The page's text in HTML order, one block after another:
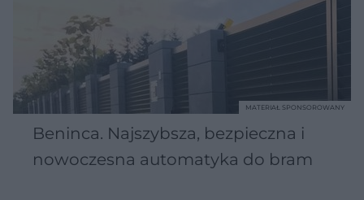
Beninca. Najszybsza, bezpieczna i
nowoczesna automatyka do bram
MATERIAŁ SPONSOROWANY